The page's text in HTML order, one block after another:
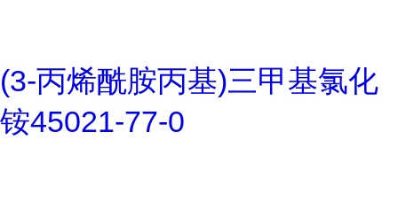
(3-丙烯酰胺丙基)三甲基氯化
铵45021-77-0